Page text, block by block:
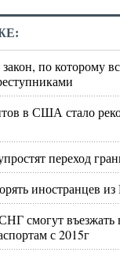
по которому
в США стало
переход
иностранцев из
смогут
с 2015г